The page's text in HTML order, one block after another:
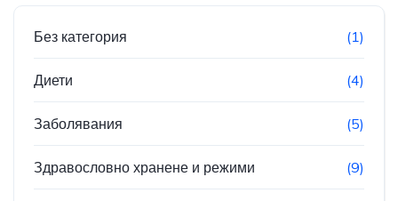
Без категория (1)
Диети (4)
Заболявания (5)
Здравословно хранене и режими (9)